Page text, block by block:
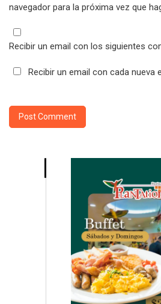
navegador para la próxima vez que
Recibir un email con los siguientes
Recibir un email con cada nueva